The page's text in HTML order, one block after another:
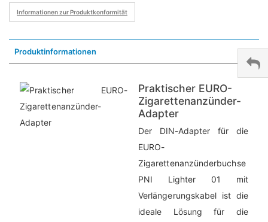
Informationen zur Produktkonformität
Produktinformationen
Praktischer EURO-
Zigarettenanzünder-
Adapter
Der DIN-Adapter für die
EURO-
Zigarettenanzünderbuchse
PNI Lighter 01 mit
Verlängerungskabel ist die
ideale Lösung für die